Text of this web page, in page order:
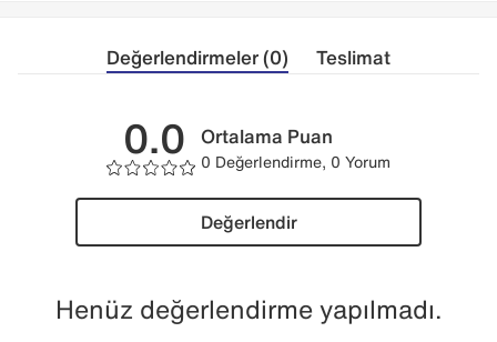
Değerlendirmeler (0) Teslimat
0.0 Ortalama Puan
0 Değerlendirme, 0 Yorum
Değerlendir
Henüz değerlendirme yapılmadı.